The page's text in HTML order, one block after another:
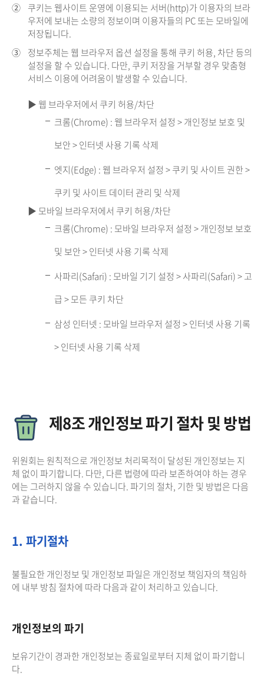
② 쿠키는 웹사이트 운영에 이용되는 서버(http)가 이용자의 브라
우저에 보내는 소량의 정보이며 이용자들의 PC 또는 모바일에
저장됩니다.
③ 정보주체는 웹 브라우저 옵션 설정을 통해 쿠키 허용, 차단 등의
설정을 할 수 있습니다. 다만, 쿠키 저장을 거부할 경우 맞춤형
서비스 이용에 어려움이 발생할 수 있습니다.
▶ 웹 브라우저에서 쿠키 허용/차단
크롬(Chrome) : 웹 브라우저 설정 > 개인정보 보호 및
보안 > 인터넷 사용 기록 삭제
엣지(Edge) : 웹 브라우저 설정 > 쿠키 및 사이트 권한 >
쿠키 및 사이트 데이터 관리 및 삭제
▶ 모바일 브라우저에서 쿠키 허용/차단
크롬(Chrome) : 모바일 브라우저 설정 > 개인정보 보호
및 보안 > 인터넷 사용 기록 삭제
사파리(Safari) : 모바일 기기 설정 > 사파리(Safari) > 고
급 > 모든 쿠키 차단
삼성 인터넷 : 모바일 브라우저 설정 > 인터넷 사용 기록
> 인터넷 사용 기록 삭제
제8조 개인정보 파기 절차 및 방법
위원회는 원칙적으로 개인정보 처리목적이 달성된 개인정보는 지
체 없이 파기합니다. 다만, 다른 법령에 따라 보존하여야 하는 경우
에는 그러하지 않을 수 있습니다. 파기의 절차, 기한 및 방법은 다음
과 같습니다.
1. 파기절차
불필요한 개인정보 및 개인정보 파일은 개인정보 책임자의 책임하
에 내부 방침 절차에 따라 다음과 같이 처리하고 있습니다.
개인정보의 파기
보유기간이 경과한 개인정보는 종료일로부터 지체 없이 파기합니
다.